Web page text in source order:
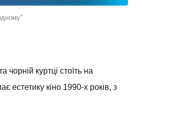
чорній куртці стоїть на
естетику кіно 1990-х років, з